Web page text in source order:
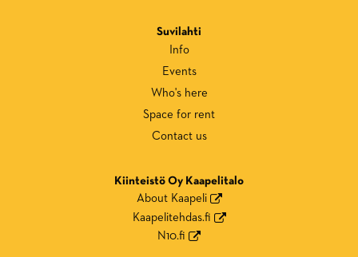
Suvilahti
Info
Events
Who's here
Space for rent
Contact us
Kiinteistö Oy Kaapelitalo
About Kaapeli
Kaapelitehdas.fi
N10.fi